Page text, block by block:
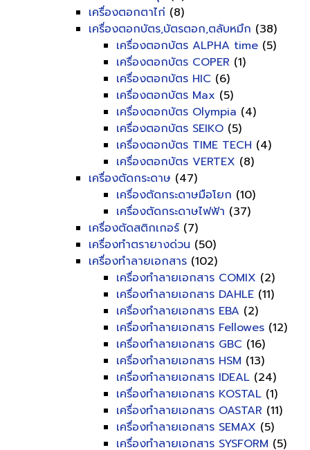
เครื่องตอกตาไก่ (8)
เครื่องตอกบัตร,บัตรตอก,ตลับหมึก (38)
เครื่องตอกบัตร ALPHA time (5)
เครื่องตอกบัตร COPER (1)
เครื่องตอกบัตร HIC (6)
เครื่องตอกบัตร Max (5)
เครื่องตอกบัตร Olympia (4)
เครื่องตอกบัตร SEIKO (5)
เครื่องตอกบัตร TIME TECH (4)
เครื่องตอกบัตร VERTEX (8)
เครื่องตัดกระดาษ (47)
เครื่องตัดกระดาษมือโยก (10)
เครื่องตัดกระดาษไฟฟ้า (37)
เครื่องตัดสติกเกอร์ (7)
เครื่องทำตรายางด่วน (50)
เครื่องทำลายเอกสาร (102)
เครื่องทำลายเอกสาร COMIX (2)
เครื่องทำลายเอกสาร DAHLE (11)
เครื่องทำลายเอกสาร EBA (2)
เครื่องทำลายเอกสาร Fellowes (12)
เครื่องทำลายเอกสาร GBC (16)
เครื่องทำลายเอกสาร HSM (13)
เครื่องทำลายเอกสาร IDEAL (24)
เครื่องทำลายเอกสาร KOSTAL (1)
เครื่องทำลายเอกสาร OASTAR (11)
เครื่องทำลายเอกสาร SEMAX (5)
เครื่องทำลายเอกสาร SYSFORM (5)